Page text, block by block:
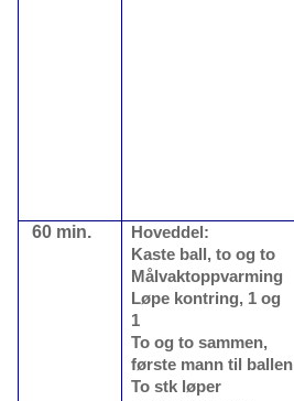
60 min.
Hoveddel:
Kaste ball, to og to
Målvaktoppvarming
Løpe kontring, 1 og
1
To og to sammen,
første mann til ballen
To stk løper